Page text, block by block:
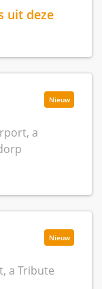
uit deze
Nieuw
a
Nieuw
a Tribute